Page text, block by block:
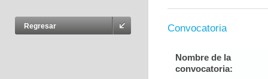
Regresar Convocatoria
Nombre de la
convocatoria: